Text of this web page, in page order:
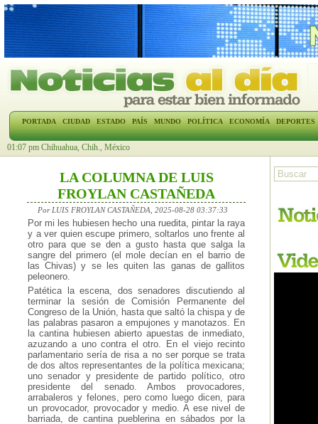
PORTADA CIUDAD ESTADO PAÍS MUNDO POLÍTICA ECONOMÍA DEPORTES
01:07 pm Chihuahua, Chih., México
LA COLUMNA DE LUIS
FROYLAN CASTAÑEDA
Por LUIS FROYLAN CASTAÑEDA, 2025-08-28 03:37:33
Por mi les hubiesen hecho una ruedita, pintar la raya
y a ver quien escupe primero, soltarlos uno frente al
otro para que se den a gusto hasta que salga la
sangre del primero (el mole decían en el barrio de
las Chivas) y se les quiten las ganas de gallitos
peleonero.
Patética la escena, dos senadores discutiendo al
terminar la sesión de Comisión Permanente del
Congreso de la Unión, hasta que saltó la chispa y de
las palabras pasaron a empujones y manotazos. En
la cantina hubiesen abierto apuestas de inmediato,
azuzando a uno contra el otro. En el viejo recinto
parlamentario sería de risa a no ser porque se trata
de dos altos representantes de la política mexicana;
uno senador y presidente de partido político, otro
presidente del senado. Ambos provocadores,
arrabaleros y felones, pero como luego dicen, para
un provocador, provocador y medio. A ese nivel de
barriada, de cantina pueblerina en sábados por la